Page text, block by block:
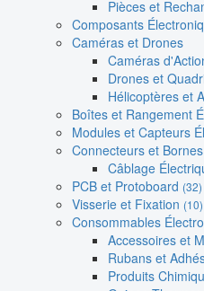
Pièces et
Composants
Caméras et Drones
Caméras
Drones et
Hélicoptères et
Boîtes et Rangement
Modules et Capteurs
Connecteurs et Bornes
Câblage
PCB et Protoboard (32)
Visserie et Fixation (10)
Consommables
Accessoires et
Rubans et
Produits